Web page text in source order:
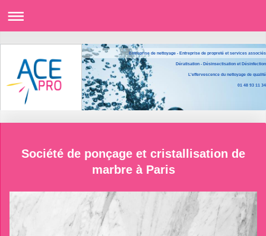
Entreprise de nettoyage - Entreprise de propreté et services associés
Dératisation - Désinsectisation et Désinfection
L'effervescence du nettoyage de qualité
01 48 93 11 34
Société de ponçage et cristallisation de
marbre à Paris